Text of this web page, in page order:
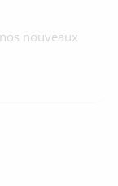
nouveaux